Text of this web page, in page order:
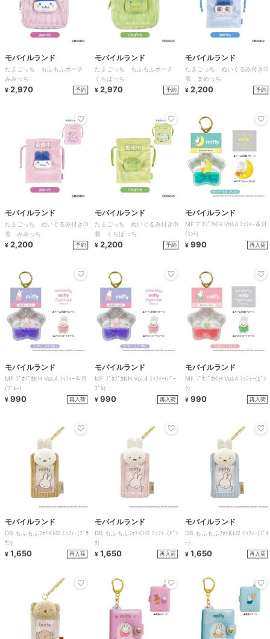
モバイルランド
たまごっち もふもふポーチ
みみっち
¥ 2,970 予約
モバイルランド
たまごっち もふもふポーチ
くちぱっち
¥ 2,970 予約
モバイルランド
たまごっち ぬいぐるみ付き巾
着 まめっち
¥ 2,200 予約
モバイルランド
たまごっち ぬいぐるみ付き巾
着 みみっち
¥ 2,200 予約
モバイルランド
たまごっち ぬいぐるみ付き巾
着 くちぱっち
¥ 2,200 予約
モバイルランド
MF ﾌﾟｶﾌﾟｶKH Vol.4 ﾐｯﾌｨｰ＆月
(ﾐﾝﾄ)
¥ 990 再入荷
モバイルランド
MF ﾌﾟｶﾌﾟｶKH Vol.4 ﾐｯﾌｨｰ＆月
(ﾌﾞﾙｰ)
¥ 990 再入荷
モバイルランド
MF ﾌﾟｶﾌﾟｶKH Vol.4 ﾐｯﾌｨｰ(ﾊﾟｰ
ﾌﾟﾙ)
¥ 990 再入荷
モバイルランド
MF ﾌﾟｶﾌﾟｶKH Vol.4 ﾐｯﾌｨｰ(ﾋﾟﾝ
ｸ)
¥ 990 再入荷
モバイルランド
DB もふもふﾌｫﾄKH2 ﾐｯﾌｨｰ(ﾌﾞﾗ
ｳﾝ)
¥ 1,650 再入荷
モバイルランド
DB もふもふﾌｫﾄKH2 ﾐｯﾌｨｰ(ﾋﾟﾝ
ｸ)
¥ 1,650 再入荷
モバイルランド
DB もふもふﾌｫﾄKH2 ﾐｯﾌｨｰ(ﾌﾞﾙ
ｰ)
¥ 1,650 再入荷